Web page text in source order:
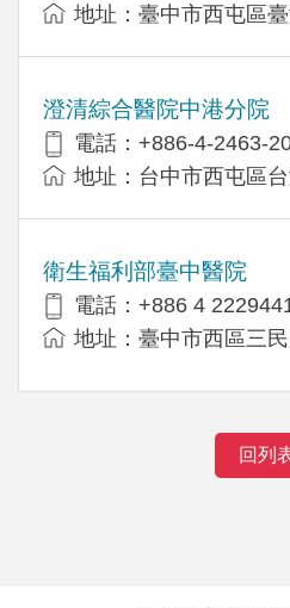
地址：臺中市西屯區
澄清綜合醫院中港分院
電話：+886-4-2463-
地址：台中市西屯區
衛生福利部臺中醫院
電話：+886 4
地址：臺中市西區三
回列